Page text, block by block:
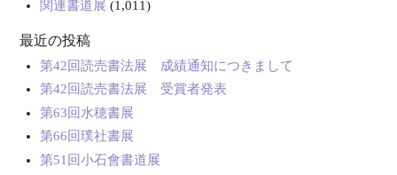
関連書道展 (1,011)
最近の投稿
第42回読売書法展 成績通知につきまして
第42回読売書法展 受賞者発表
第63回水穂書展
第66回璞社書展
第51回小石會書道展